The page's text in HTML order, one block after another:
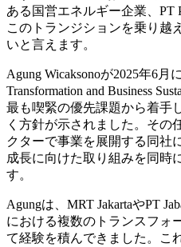
ある国営エネルギー企業、PT
このトランジションを乗り越
いと言えます。
Agung Wicaksonoが2025年6月
Transformation and Business
最も喫緊の優先課題から着手
く方針が示されました。その
クターで事業を展開する同社
成長に向けた取り組みを同時
す。
Agungは、MRT JakartaやPT
における複数のトランスフォ
て経験を積んできました。こ